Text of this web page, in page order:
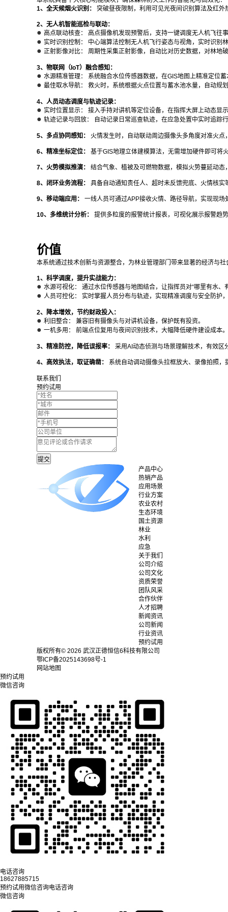
1、全天候烟火识别：
突破昼夜限制，利用可见光夜间识别算法及红
2、无人机智能巡检与联动：
● 高点联动核查： 高点摄像机发现预警后，支持一键调度无人机飞往
● 实时识别控制： 中心端算法控制无人机飞行姿态与视角，实时识别
● 正射影像对比： 周期性采集正射影像，自动比对历史数据，对林地
3、物联网（IoT）融合感知：
● 水源精准管理： 系统融合水位传感器数据，在GIS地图上精准定位
● 最佳取水导航： 救火时，系统根据火点位置与蓄水池水量，自动规
4、人员动态调度与轨迹记录：
● 实时位置显示： 接入手持对讲机等定位设备，在指挥大屏上动态显
● 轨迹记录与回放： 自动记录日常巡查轨迹，在应急处置中实时追踪
5、多点协同感知： 火情发生时，自动联动周边摄像头多角度对准火点
6、精准坐标定位： 基于GIS地理立体建模算法，无需增加硬件即可将
7、火势模拟推演： 结合气象、植被及可燃物数据，模拟火势蔓延动
8、闭环业务流程： 具备自动通知责任人、超时未反馈兜底、火情核
9、移动端应用： 一线人员可通过APP接收火情、路径导航，实现现场
10、多维统计分析： 提供多粒度的报警统计报表，可视化展示报警趋
价值
本系统通过技术创新与资源整合，为林业管理部门带来显著的经济与社
1、科学调度，提升实战能力：
● 水源可视化： 通过水位传感器与地图结合，让指挥员对“哪里有水
● 人员可控化： 实时掌握人员分布与轨迹，实现精准调度与安全防护
2、降本增效，节约财政投入：
● 利旧整合： 兼容旧有摄像头与对讲机设备，保护既有投资。
● 一机多用： 前端点位复用与夜间识别技术，大幅降低硬件建设成本。
3、精准防控，降低误报率： 采用AI动态侦测与场景理解技术，有效
4、高效执法，取证确凿： 系统自动调动摄像头拉框放大、录像拍照
联系我们
预约试用
产品中心
热销产品
应用场景
行业方案
农业农村
生态环境
国土资源
林业
水利
应急
关于我们
公司介绍
公司文化
资质荣誉
团队风采
合作伙伴
人才招聘
新闻资讯
公司新闻
行业资讯
预约试用
版权所有© 2026 武汉正德恒信6科技有限公司
鄂ICP备2025143698号-1
网站地图
预约试用
微信咨询
电话咨询
18627885715
预约试用微信咨询电话咨询
微信咨询